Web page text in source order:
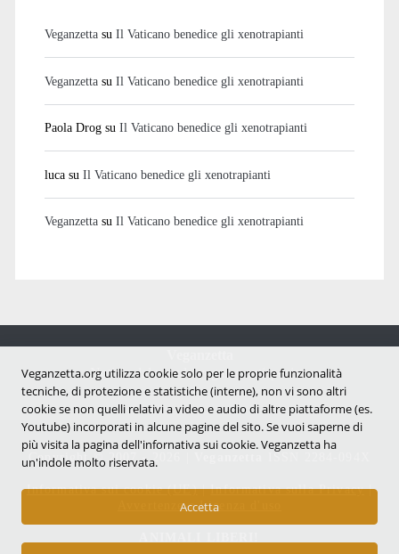
Veganzettasu Il Vaticano benedice gli xenotrapianti
Veganzettasu Il Vaticano benedice gli xenotrapianti
Paola Drogsu Il Vaticano benedice gli xenotrapianti
lucasu Il Vaticano benedice gli xenotrapianti
Veganzettasu Il Vaticano benedice gli xenotrapianti
Notizie dal mondo vegan e antispecista
Copyright © 2007 - 2026 |
Informativa sui cookie (UE)|Informativa sulla Privacy|
Avvertenze e Licenza d'uso
Veganzetta.org utilizza cookie solo per le proprie funzionalità
tecniche, di protezione e statistiche (interne), non vi sono altri
cookie se non quelli relativi a video e audio di altre piattaforme (es.
Youtube) incorporati in alcune pagine del sito. Se vuoi saperne di
più visita la pagina dell'infornativa sui cookie. Veganzetta ha
un'indole molto riservata.
Accetta